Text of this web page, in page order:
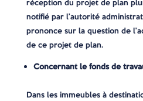
réception du projet de plan
notifié par l’autorité
prononce sur la question de
de ce projet de plan.
Concernant le fonds de
Dans les immeubles à